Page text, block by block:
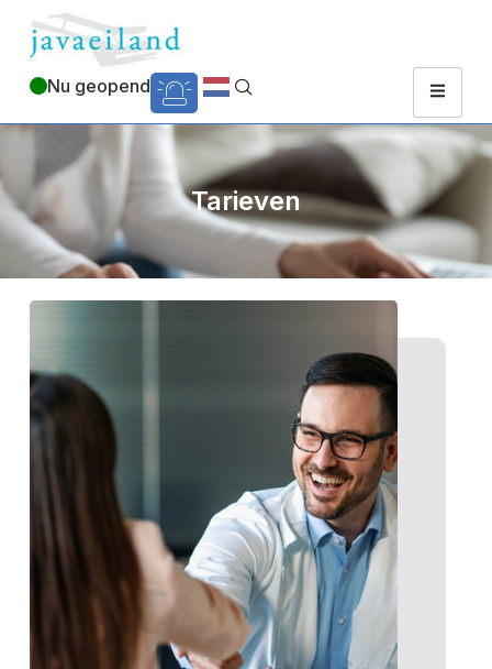
Nu geopend
Tarieven